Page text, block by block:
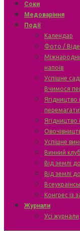
Соки
Медоваріння
Події
Календар
Фото /
напоїв
Успішне
Вчимося
перемагати!
Ягідництво
Успішне
Винний
Від землі
Від землі
Конгрес із
Журнали
Усі журнали